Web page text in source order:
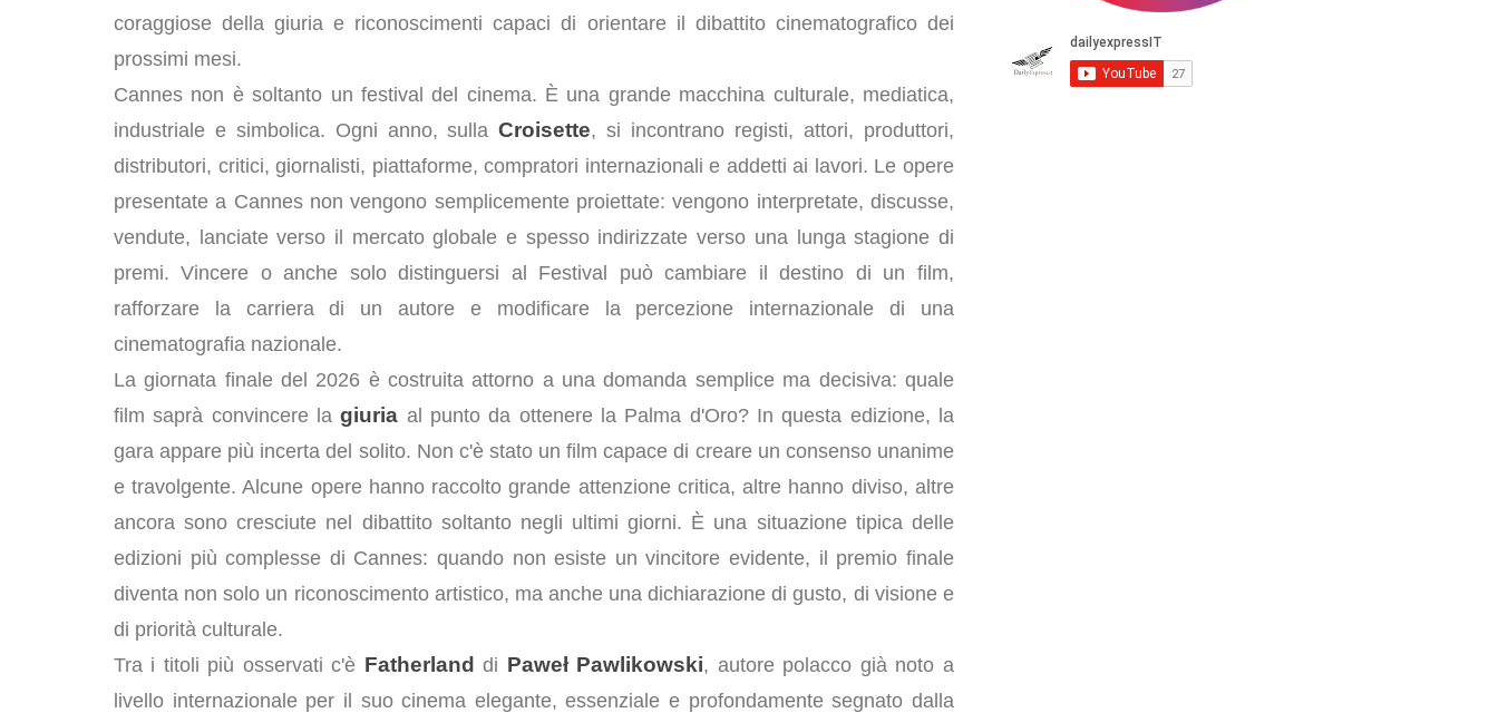
coraggiose della giuria e riconoscimenti capaci di orientare il dibattito cinematografico dei
prossimi mesi.
Cannes non è soltanto un festival del cinema. È una grande macchina culturale, mediatica,
industriale e simbolica. Ogni anno, sullaCroisette, si incontrano registi, attori, produttori,
distributori, critici, giornalisti, piattaforme, compratori internazionali e addetti ai lavori. Le opere
presentate a Cannes non vengono semplicemente proiettate: vengono interpretate, discusse,
vendute, lanciate verso il mercato globale e spesso indirizzate verso una lunga stagione di
premi. Vincere o anche solo distinguersi al Festival può cambiare il destino di un film,
rafforzare la carriera di un autore e modificare la percezione internazionale di una
cinematografia nazionale.
La giornata finale del 2026 è costruita attorno a una domanda semplice ma decisiva: quale
film saprà convincere lagiuria al punto da ottenere la Palma d'Oro? In questa edizione, la
gara appare più incerta del solito. Non c'è stato un film capace di creare un consenso unanime
e travolgente. Alcune opere hanno raccolto grande attenzione critica, altre hanno diviso, altre
ancora sono cresciute nel dibattito soltanto negli ultimi giorni. È una situazione tipica delle
edizioni più complesse di Cannes: quando non esiste un vincitore evidente, il premio finale
diventa non solo un riconoscimento artistico, ma anche una dichiarazione di gusto, di visione e
di priorità culturale.
Tra i titoli più osservati c'è Fatherland di Paweł Pawlikowski, autore polacco già noto a
livello internazionale per il suo cinema elegante, essenziale e profondamente segnato dalla